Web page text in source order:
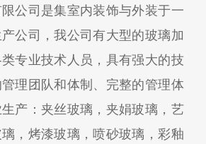
公司是集室内装饰与外装于一
公司，我公司有大型的玻璃加
专业技术人员，具有强大的技
理团队和体制、完整的管理体
产：夹丝玻璃，夹娟玻璃，艺
，烤漆玻璃，喷砂玻璃，彩釉